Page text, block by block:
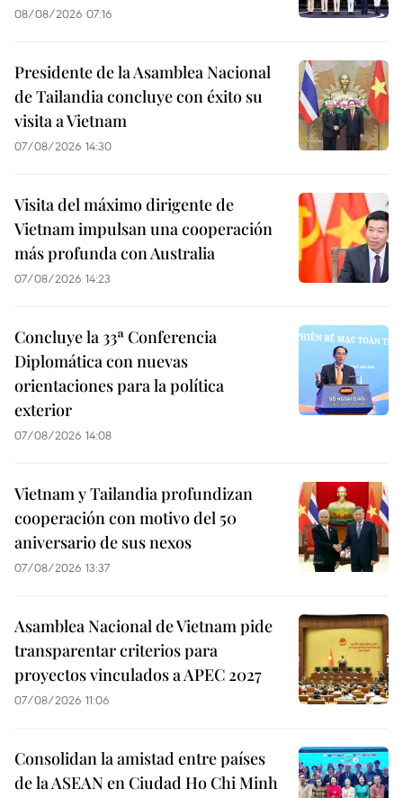
08/08/2026 07:16
Presidente de la Asamblea Nacional
de Tailandia concluye con éxito su
visita a Vietnam
07/08/2026 14:30
Visita del máximo dirigente de
Vietnam impulsan una cooperación
más profunda con Australia
07/08/2026 14:23
Concluye la 33ª Conferencia
Diplomática con nuevas
orientaciones para la política
exterior
07/08/2026 14:08
Vietnam y Tailandia profundizan
cooperación con motivo del 50
aniversario de sus nexos
07/08/2026 13:37
Asamblea Nacional de Vietnam pide
transparentar criterios para
proyectos vinculados a APEC 2027
07/08/2026 11:06
Consolidan la amistad entre países
de la ASEAN en Ciudad Ho Chi Minh